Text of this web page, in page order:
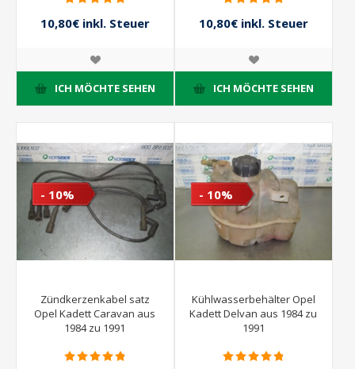
10,80€ inkl. Steuer
ICH MÖCHTE SEHEN
10,80€ inkl. Steuer
ICH MÖCHTE SEHEN
- 10%
Zündkerzenkabel satz
Opel Kadett Caravan aus
1984 zu 1991
- 10%
Kühlwasserbehälter Opel
Kadett Delvan aus 1984 zu
1991